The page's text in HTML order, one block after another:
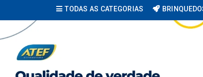
TODAS AS CATEGORIAS